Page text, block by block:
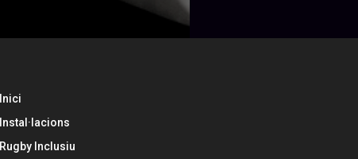
Inici
Instal·lacions
Rugby Inclusiu